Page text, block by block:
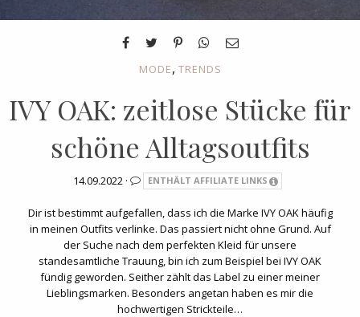
MODE, TRENDS
IVY OAK: zeitlose Stücke für
schöne Alltagsoutfits
14.09.2022 · ENTHÄLT AFFILIATE LINKS
Dir ist bestimmt aufgefallen, dass ich die Marke IVY OAK häufig
in meinen Outfits verlinke. Das passiert nicht ohne Grund. Auf
der Suche nach dem perfekten Kleid für unsere
standesamtliche Trauung, bin ich zum Beispiel bei IVY OAK
fündig geworden. Seither zählt das Label zu einer meiner
Lieblingsmarken. Besonders angetan haben es mir die
hochwertigen Strickteile…